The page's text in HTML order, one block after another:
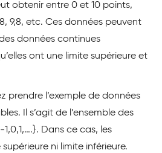
obtenir entre 0 et 10 points,
9,8, etc. Ces données peuvent
données continues
ont une limite supérieure et
prendre l’exemple de données
Il s’agit de l’ensemble des
Dans ce cas, les
ni limite inférieure.